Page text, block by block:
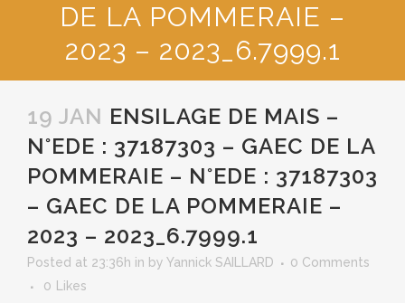
DE LA POMMERAIE –
2023 – 2023_6.7999.1
19 JAN ENSILAGE DE MAIS –
N°EDE : 37187303 – GAEC DE LA
POMMERAIE – N°EDE : 37187303
– GAEC DE LA POMMERAIE –
2023 – 2023_6.7999.1
Posted at 23:36h in by Yannick SAILLARD
0 Comments
0
Likes